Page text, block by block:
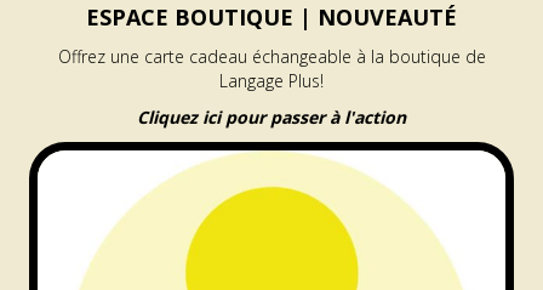
ESPACE BOUTIQUE | NOUVEAUTÉ
Offrez une carte cadeau échangeable à la boutique de
Langage Plus!
Cliquez ici pour passer à l'action